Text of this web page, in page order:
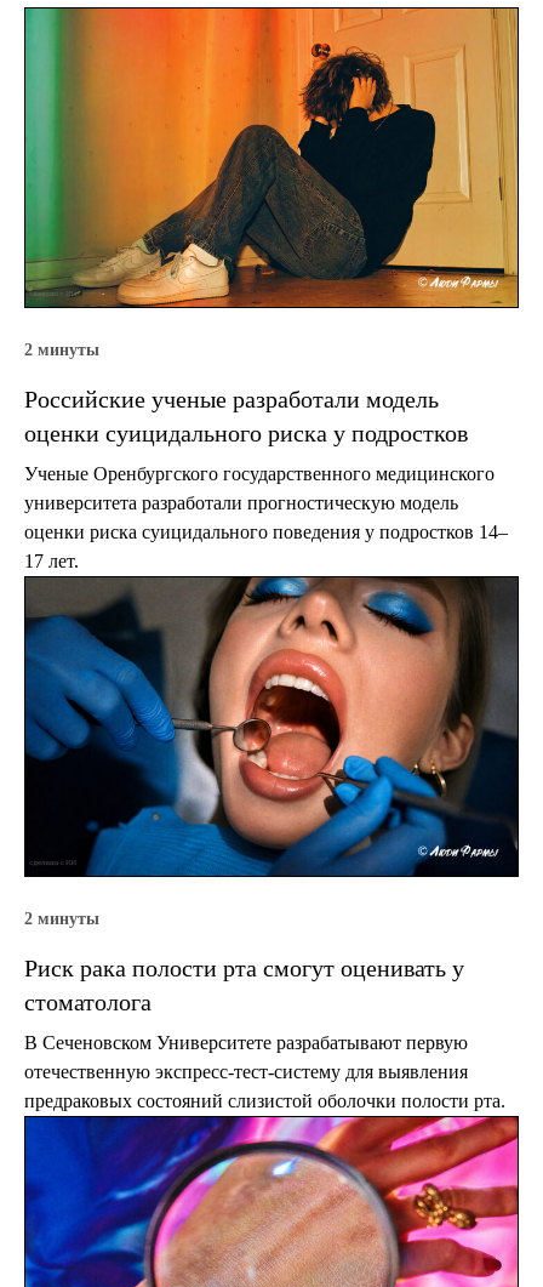
2 минуты
Российские ученые разработали модель
оценки суицидального риска у подростков
Ученые Оренбургского государственного медицинского
университета разработали прогностическую модель
оценки риска суицидального поведения у подростков 14–
17 лет.
2 минуты
Риск рака полости рта смогут оценивать у
стоматолога
В Сеченовском Университете разрабатывают первую
отечественную экспресс-тест-систему для выявления
предраковых состояний слизистой оболочки полости рта.